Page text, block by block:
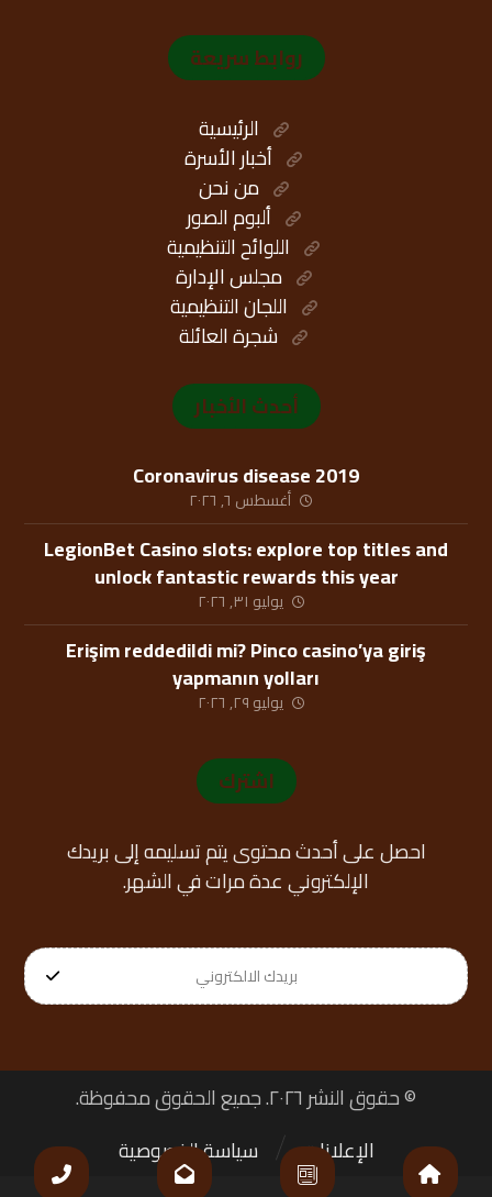
روابط سريعة
الرئيسية
أخبار الأسرة
من نحن
ألبوم الصور
اللوائح التنظيمية
مجلس الإدارة
اللجان التنظيمية
شجرة العائلة
أحدث الأخبار
Coronavirus disease 2019
أغسطس ٦, ٢٠٢٦
LegionBet Casino slots: explore top titles and
unlock fantastic rewards this year
يوليو ٣١, ٢٠٢٦
Erişim reddedildi mi? Pinco casino’ya giriş
yapmanın yolları
يوليو ٢٩, ٢٠٢٦
اشترك
احصل على أحدث محتوى يتم تسليمه إلى بريدك
الإلكتروني عدة مرات في الشهر.
© حقوق النشر ٢٠٢٦. جميع الحقوق محفوظة.
سياسة الخصوصية
الإعلانات